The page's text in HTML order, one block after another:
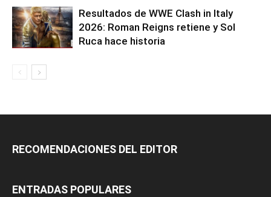
Resultados de WWE Clash in Italy
2026: Roman Reigns retiene y Sol
Ruca hace historia
RECOMENDACIONES DEL EDITOR
ENTRADAS POPULARES